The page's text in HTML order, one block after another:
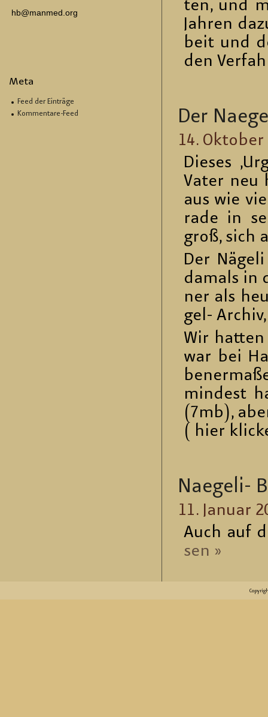
hb@manmed.org
Meta
Feed der Einträge
Kommentare-Feed
ten, und
Jah­ren
beit und
den
Der
14. Ok­to­ber
Die­ses
Vater neu
aus wie
ra­de in
groß, sich
Der
da­mals in
ner als
gel-
Wir
war bei
min­dest
(7mb),
( hier
Na­e­ge­li-
11. Ja­nu­ar
Auch auf
sen »